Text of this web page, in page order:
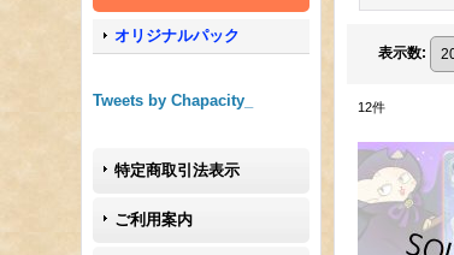
オリジナルパック
Tweets by Chapacity_
特定商取引法表示
ご利用案内
表示数:
12件